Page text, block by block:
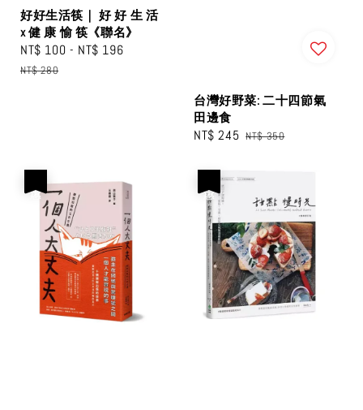
好好生活筷｜ 好 好 生 活
x 健 康 愉 筷《聯名》
Sale
price
NT$ 100 - NT$ 196
NT$ 280
台灣好野菜: 二十四節氣
田邊食
Sale
NT$ 245 Regular
NT$ 350